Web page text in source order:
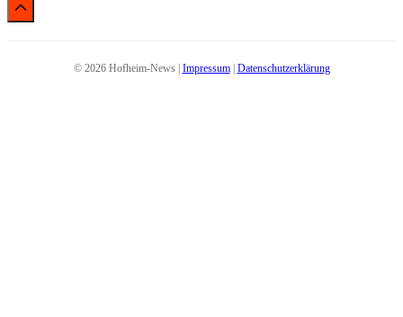
© 2026 Hofheim-News | Impressum| Datenschutzerklärung